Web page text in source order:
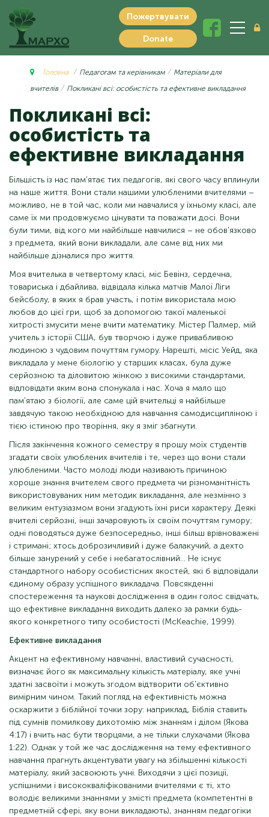
Пожертвувати
Donate
Головна Педагогам та керівникам
Матеріали для
вчителів
Покликані всі: особистість та ефективне викладання
Покликані всі:
особистість та
ефективне викладання
Більшість із нас пам'ятає тих педагогів, які свого часу вплинули
на наше життя. Вони стали нашими улюбленими вчителями –
можливо, не в той час, коли ми навчалися у їхньому класі, але
саме їх ми продовжуємо цінувати та поважати досі. Вони
були тими, від кого ми найбільше навчилися – не обов'язково
з предмета, який вони викладали, але саме від них ми
найбільше дізналися про життя.
Моя вчителька в четвертому класі, міс Бевінз, сердечна,
товариська і дбайлива, відвідала кілька матчів Малої Ліги
бейсболу, в яких я брав участь, і потім використала мою
любов до цієї гри, щоб за допомогою такої маленької
хитрості змусити мене вчити математику. Містер Палмер, мій
учитель з історії США, був творчою і дуже привабливою
людиною з чудовим почуттям гумору. Нарешті, місіс Уейд, яка
викладала у мене біологію у старших класах, була дуже
серйозною та діловитою жінкою з високими стандартами,
відповідати яким вона спонукала і нас. Хоча я мало що
пам'ятаю з біології, але саме цій вчительці я найбільше
завдячую такою необхідною для навчання самодисципліною і
тією істиною про творіння, яку я зміг збагнути.
Після закінчення кожного семестру я прошу моїх студентів
згадати своїх улюблених вчителів і те, через що вони стали
улюбленими. Часто молоді люди називають причиною
хороше знання вчителем свого предмета чи різноманітність
використовуваних ним методик викладання, але незмінно з
великим ентузіазмом вони згадують їхні риси характеру. Деякі
вчителі серйозні, інші зачаровують їх своїм почуттям гумору;
одні поводяться дуже безпосередньо, інші більш врівноважені
і стримані; хтось доброзичливий і дуже балакучий, а дехто
більше занурений у себе і небагатослівний... Не існує
стандартного набору особистісних якостей, які б відповідали
єдиному образу успішного викладача. Повсякденні
спостереження та наукові дослідження в один голос свідчать,
що ефективне викладання виходить далеко за рамки будь-
якого конкретного типу особистості (McKeachie, 1999).
Ефективне викладання
Акцент на ефективному навчанні, властивий сучасності,
визначає його як максимальну кількість матеріалу, яке учні
здатні засвоїти і можуть згодом відтворити об'єктивно
вимірним чином. Такий погляд на ефективність можна
оскаржити з біблійної точки зору: наприклад, Біблія ставить
під сумнів помилкову дихотомію між знанням і ділом (Якова
4:17) і вчить нас бути творцями, а не тільки слухачами (Якова
1:22). Однак у той же час дослідження на тему ефективного
навчання прагнуть акцентувати увагу на збільшенні кількості
матеріалу, який засвоюють учні. Виходячи з цієї позиції,
успішними і висококваліфікованими вчителями є ті, хто
володіє великими знаннями у змісті предмета (компетентні в
предметній сфері, яку вони викладають), знанням педагогіки